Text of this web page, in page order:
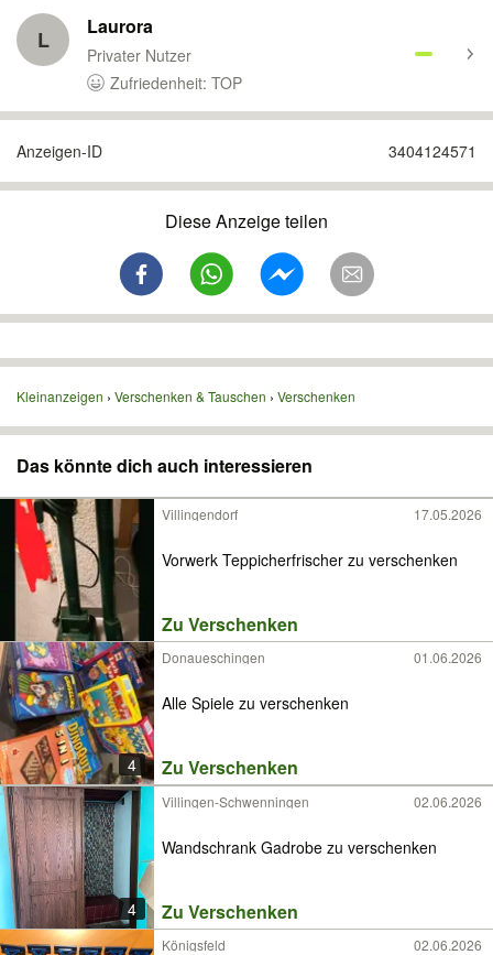
L Laurora
Privater Nutzer
Zufriedenheit: TOP
Anzeigen-ID 3404124571
Diese Anzeige teilen
Kleinanzeigen Verschenken & Tauschen Verschenken
Das könnte dich auch interessieren
Villingendorf 17.05.2026
Vorwerk Teppicherfrischer zu verschenken
Zu Verschenken
4
Donaueschingen 01.06.2026
Alle Spiele zu verschenken
Zu Verschenken
4
Villingen-Schwenningen 02.06.2026
Wandschrank Gadrobe zu verschenken
Zu Verschenken
Königsfeld 02.06.2026